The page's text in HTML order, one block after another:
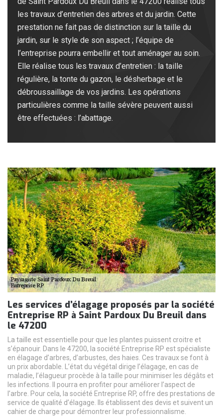
les travaux d’entretien des arbres et du jardin. Cette
prestation ne fait pas de distinction sur la taille du
jardin, sur le style de son aspect ; l’équipe de
l’entreprise pourra embellir et tout aménager au soin.
Elle réalise tous les travaux d’entretien : la taille
régulière, la tonte du gazon, le désherbage et le
débroussaillage de vos jardins. Les opérations
particulières comme la taille sévère peuvent aussi
être effectuées : l’abattage.
Les services d’élagage proposés par la société
Entreprise RP à Saint Pardoux Du Breuil dans
le 47200
La taille est essentielle pour que les plantes puissent croitre et
s’épanouir. Dans le 47200, la société Entreprise RP est spécialiste
en élagage d’arbres, d’arbustes, des haies. Ces travaux se font à
un prix abordable. L’état du végétal dirige l’élagage, en cas de
maladie, l’élagueur procède à la taille pour minimiser les dégâts et
les infections. Il pourra en profiter pour améliorer l’aspect de
l’arbre. Pour cela, la société Entreprise RP, offre des prestations de
service de qualité d’élagage. Ils établissent des devis et suivent un
cahier de charge pour démontrer leur professionnalisme.